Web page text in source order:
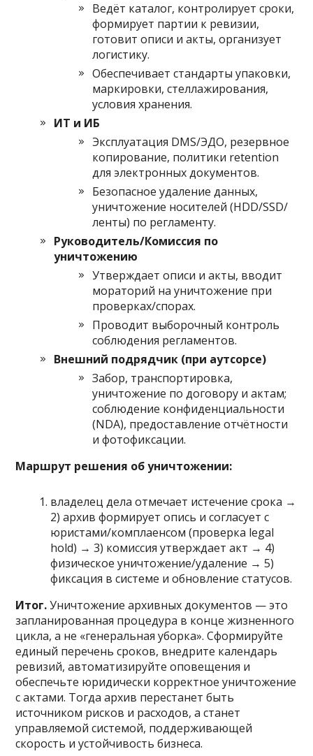
Ведёт каталог, контролирует сроки,
формирует партии к ревизии,
готовит описи и акты, организует
логистику.
Обеспечивает стандарты упаковки,
маркировки, стеллажирования,
условия хранения.
ИТ и ИБ
Эксплуатация DMS/ЭДО, резервное
копирование, политики retention
для электронных документов.
Безопасное удаление данных,
уничтожение носителей (HDD/SSD/
ленты) по регламенту.
Руководитель/Комиссия по
уничтожению
Утверждает описи и акты, вводит
мораторий на уничтожение при
проверках/спорах.
Проводит выборочный контроль
соблюдения регламентов.
Внешний подрядчик (при аутсорсе)
Забор, транспортировка,
уничтожение по договору и актам;
соблюдение конфиденциальности
(NDA), предоставление отчётности
и фотофиксации.
Маршрут решения об уничтожении:
владелец дела отмечает истечение срока →
2) архив формирует опись и согласует с
юристами/комплаенсом (проверка legal
hold) → 3) комиссия утверждает акт → 4)
физическое уничтожение/удаление → 5)
фиксация в системе и обновление статусов.
Итог.Уничтожение архивных документов — это
запланированная процедура в конце жизненного
цикла, а не «генеральная уборка». Сформируйте
единый перечень сроков, внедрите календарь
ревизий, автоматизируйте оповещения и
обеспечьте юридически корректное уничтожение
с актами. Тогда архив перестанет быть
источником рисков и расходов, а станет
управляемой системой, поддерживающей
скорость и устойчивость бизнеса.